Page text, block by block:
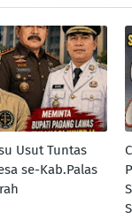
Usut Tuntas
se-Kab.Palas